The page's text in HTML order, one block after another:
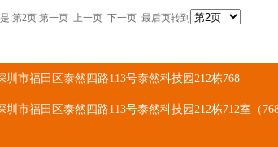
:第2页 第一页 上一页 下一页 最后页转到
圳市福田区泰然四路113号泰然科技园212栋768
圳市福田区泰然四路113号泰然科技园212栋712室（